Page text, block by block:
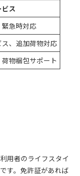
ス
急時対応
、追加荷物対応
物梱包サポート
用者のライフスタイ
す。免許証があれば